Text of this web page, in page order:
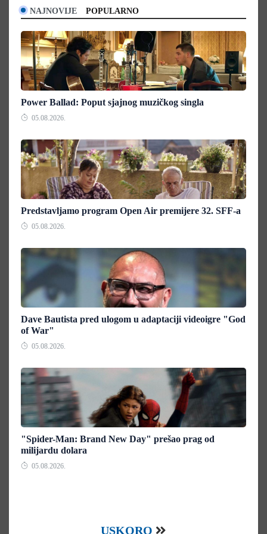
NAJNOVIJE POPULARNO
Power Ballad: Poput sjajnog muzičkog singla
05.08.2026.
Predstavljamo program Open Air premijere 32. SFF-a
05.08.2026.
Dave Bautista pred ulogom u adaptaciji videoigre "God
of War"
05.08.2026.
"Spider-Man: Brand New Day" prešao prag od
milijardu dolara
05.08.2026.
USKORO